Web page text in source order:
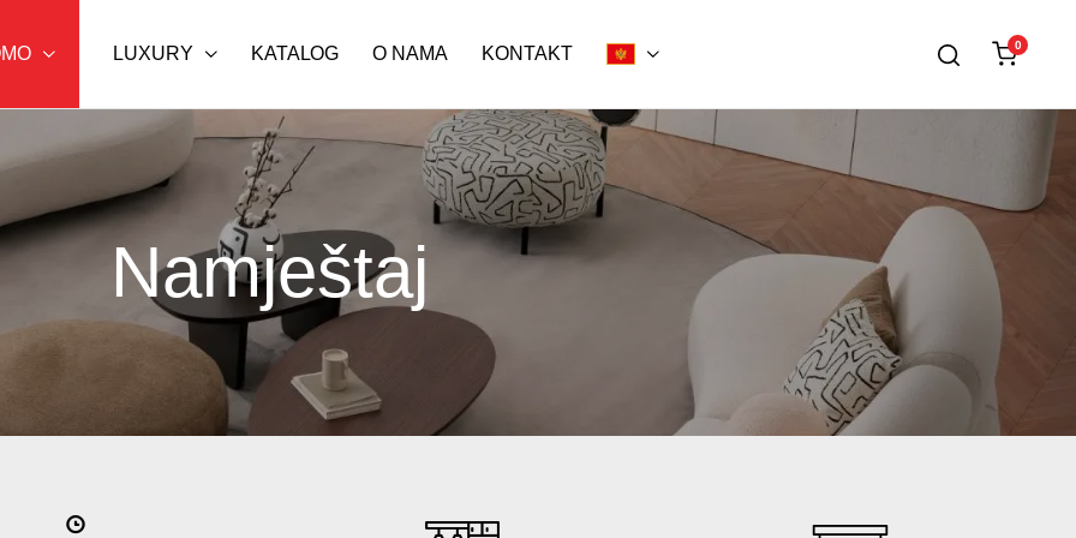
LUXURY KATALOG O NAMA KONTAKT 0
Namještaj